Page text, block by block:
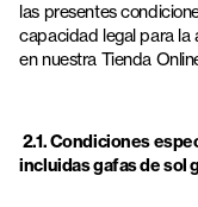
las presentes
capacidad legal para la
en nuestra Tienda
2.1. Condiciones
incluidas gafas de sol